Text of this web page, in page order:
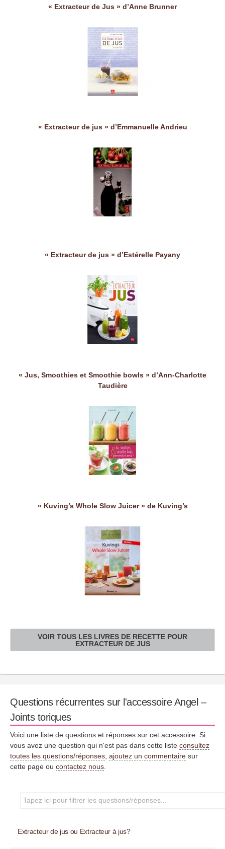
« Extracteur de Jus » d’Anne Brunner
« Extracteur de jus » d’Emmanuelle Andrieu
« Extracteur de jus » d’Estérelle Payany
« Jus, Smoothies et Smoothie bowls » d’Ann-Charlotte
Taudière
« Kuving’s Whole Slow Juicer » de Kuving’s
VOIR TOUS LES LIVRES DE RECETTE POUR
EXTRACTEUR DE JUS
Questions récurrentes sur l'accessoire Angel –
Joints toriques
Voici une liste de questions et réponses sur cet accessoire. Si
vous avez une question qui n'est pas dans cette liste consultez
toutes les questions/réponses, ajoutez un commentaire sur
cette page ou contactez nous.
Extracteur de jus ou Extracteur à jus?